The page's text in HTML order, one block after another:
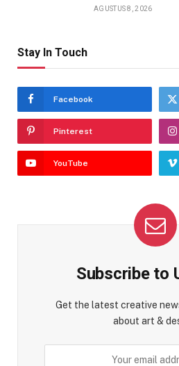
AGUSTUS 8, 2026
Stay In Touch
Facebook
Pinterest
YouTube
Subscribe to
Get the latest creative
about art &